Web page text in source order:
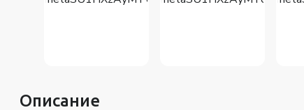
Описание